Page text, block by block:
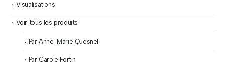
Visualisations
Voir tous les produits
Par Anne-Marie Quesnel
Par Carole Fortin